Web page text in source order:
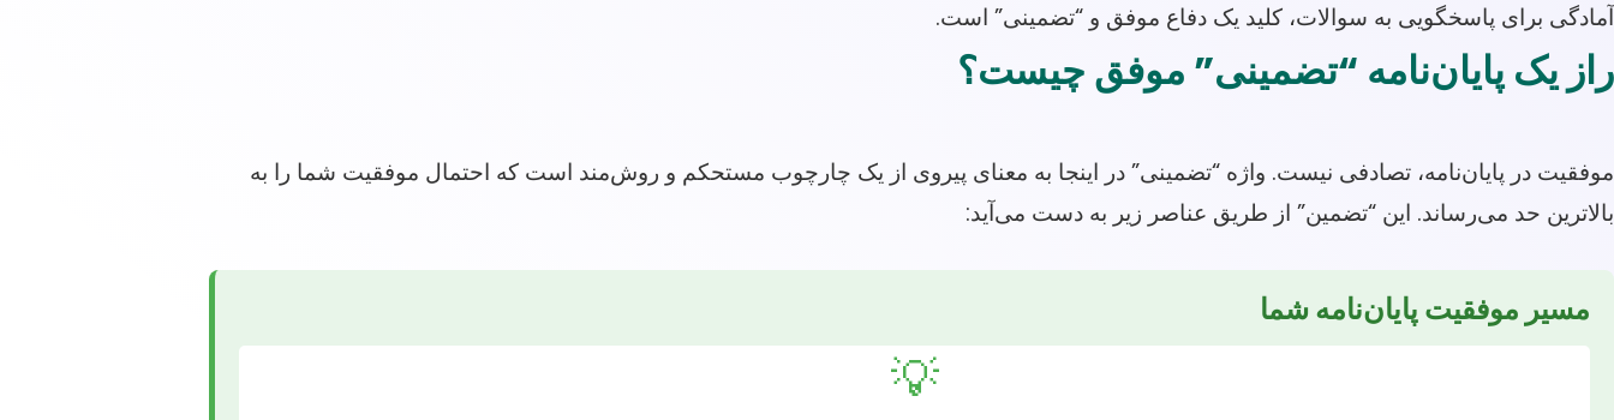
آمادگی برای پاسخگویی به سوالات، کلید یک دفاع موفق و “تضمینی” است.
راز یک پایان‌نامه “تضمینی” موفق چیست؟
موفقیت در پایان‌نامه، تصادفی نیست. واژه “تضمینی” در اینجا به معنای پیروی از یک چارچوب مستحکم و روش‌مند است که احتمال موفقیت شما را به
بالاترین حد می‌رساند. این “تضمین” از طریق عناصر زیر به دست می‌آید:
مسیر موفقیت پایان‌نامه شما
💡